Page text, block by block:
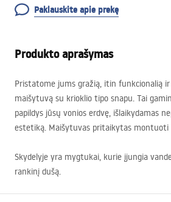
Paklauskite apie prekę
Produkto aprašymas
Pristatome jums gražią, itin funkcionalią
maišytuvą su krioklio tipo snapu. Tai
papildys jūsų vonios erdvę, išlaikydamas
estetiką. Maišytuvas pritaikytas montuoti
Skydelyje yra mygtukai, kurie įjungia
rankinį dušą.